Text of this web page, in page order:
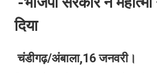
दिया
चंडीगढ़/अंबाला,16 जनवरी।